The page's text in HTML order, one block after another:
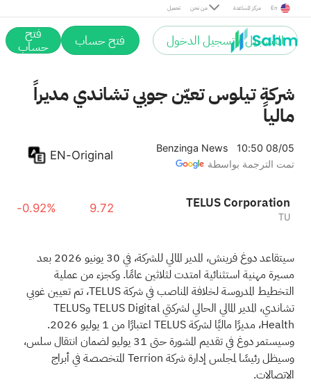
تحميل من نحن مركز المساعدة En
التسجيل / تسجيل الدخول فتح حساب فتح
حساب
شركة تيلوس تعيّن جوبي تشاندي مديراً
مالياً
Benzinga News
10:50 08/05
تمت الترجمة بواسطة
EN-Original
TELUS Corporation
TU
9.72
-0.92%
سيتقاعد دوغ فرينش، المدير المالي للشركة، في 30 يونيو 2026 بعد
مسيرة مهنية استثنائية امتدت لثلاثين عامًا. وكجزء من عملية
التخطيط المدروسة لخلافة المناصب في شركة TELUS، تم تعيين غوبي
تشاندي، المدير المالي الحالي لشركتي TELUS Digital وTELUS
Health، مديرًا ماليًا لشركة TELUS اعتبارًا من 1 يوليو 2026.
وسيستمر دوغ في تقديم المشورة حتى 31 يوليو لضمان انتقال سلس،
وسيظل رئيسًا لمجلس إدارة شركة Terrion المتخصصة في أبراج
الاتصالات.